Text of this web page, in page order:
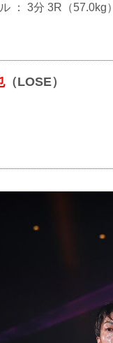
： 3分 3R（57.0kg）
（LOSE）